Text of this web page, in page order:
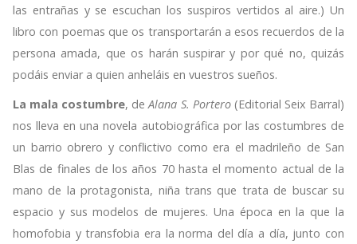
las entrañas y se escuchan los suspiros vertidos al aire.) Un
libro con poemas que os transportarán a esos recuerdos de la
persona amada, que os harán suspirar y por qué no, quizás
podáis enviar a quien anheláis en vuestros sueños.
La mala costumbre, deAlana S. Portero(Editorial Seix Barral)
nos lleva en una novela autobiográfica por las costumbres de
un barrio obrero y conflictivo como era el madrileño de San
Blas de finales de los años 70 hasta el momento actual de la
mano de la protagonista, niña trans que trata de buscar su
espacio y sus modelos de mujeres. Una época en la que la
homofobia y transfobia era la norma del día a día, junto con